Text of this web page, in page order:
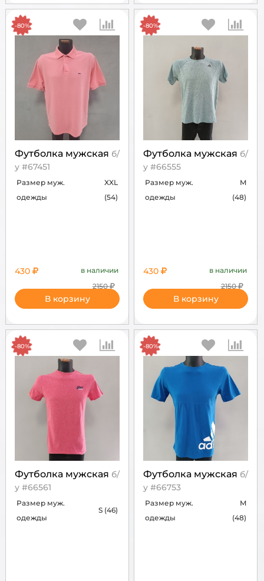
Футболка мужская б/
у #67451
Размер муж.
одежды
XXL
(54)
-80%
430
в наличии
2150
В корзину
Футболка мужская б/
у #66555
Размер муж.
одежды
M
(48)
-80%
430
в наличии
2150
В корзину
Футболка мужская б/
у #66561
Размер муж.
одежды
S (46)
-80%
Футболка мужская б/
у #66753
Размер муж.
одежды
M
(48)
-80%